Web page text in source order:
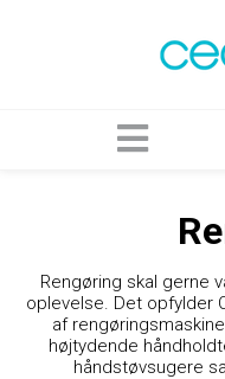
Rengøring skal gerne
oplevelse. Det opfylder
af
højtydende
håndstøvsugere